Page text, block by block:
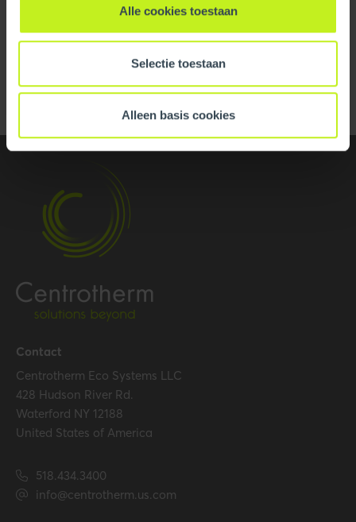
Alle cookies toestaan
Selectie toestaan
Alleen basis cookies
Contact
Centrotherm Eco Systems LLC
428 Hudson River Rd.
Waterford NY 12188
United States of America
518.434.3400
info@centrotherm.us.com